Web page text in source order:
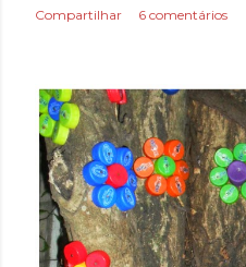
Compartilhar 6 comentários